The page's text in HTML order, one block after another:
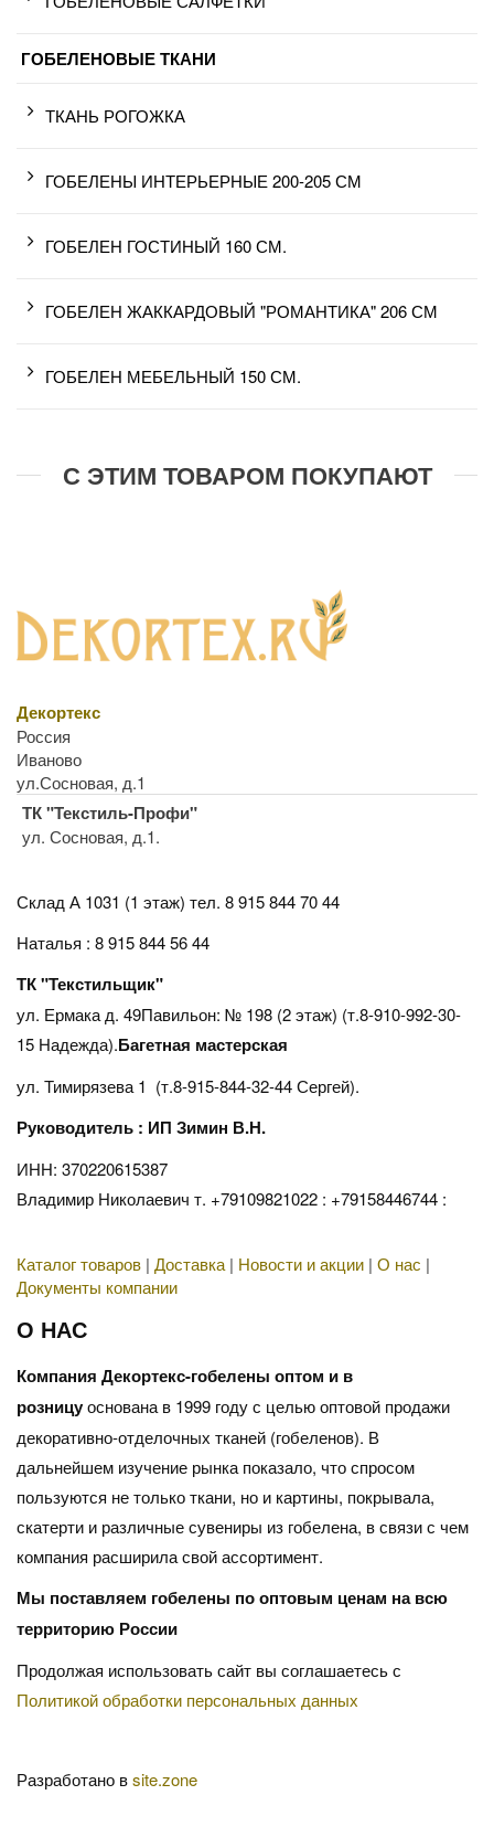
ГОБЕЛЕНОВЫЕ ТКАНИ
ТКАНЬ РОГОЖКА
ГОБЕЛЕНЫ ИНТЕРЬЕРНЫЕ 200-205 СМ
ГОБЕЛЕН ГОСТИНЫЙ 160 СМ.
ГОБЕЛЕН ЖАККАРДОВЫЙ "РОМАНТИКА" 206 СМ
ГОБЕЛЕН МЕБЕЛЬНЫЙ 150 СМ.
С ЭТИМ ТОВАРОМ ПОКУПАЮТ
Декортекс
Россия
Иваново
ул.Сосновая, д.1
ТК "Текстиль-Профи"
ул. Сосновая, д.1.
Склад А 1031 (1 этаж) тел. 8 915 844 70 44
Наталья : 8 915 844 56 44
ТК "Текстильщик"
ул. Ермака д. 49Павильон: № 198 (2 этаж) (т.8-910-992-30-
15 Надежда).Багетная мастерская
ул. Тимирязева 1 (т.8-915-844-32-44 Сергей).
Руководитель : ИП Зимин В.Н.
ИНН: 370220615387
Владимир Николаевич т. +79109821022 : +79158446744 :
Каталог товаров | Доставка | Новости и акции | О нас |
Документы компании
О НАС
Компания Декортекс-гобелены оптом и в
розницуоснована в 1999 году с целью оптовой продажи
декоративно-отделочных тканей (гобеленов). В
дальнейшем изучение рынка показало, что спросом
пользуются не только ткани, но и картины, покрывала,
скатерти и различные сувениры из гобелена, в связи с чем
компания расширила свой ассортимент.
Мы поставляем гобелены по оптовым ценам на всю
территорию России
Продолжая использовать сайт вы соглашаетесь с
Политикой обработки персональных данных
Разработано вsite.zone